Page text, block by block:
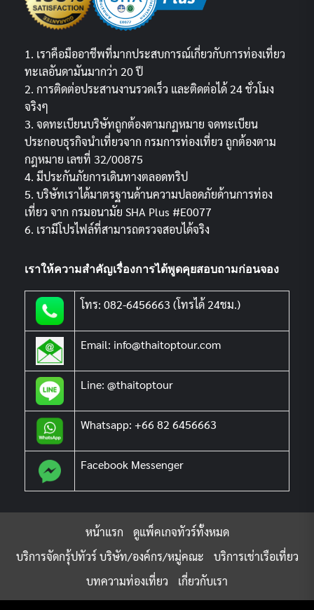
1. เราคือมืออาชีพที่มากประสบการณ์เกี่ยวกับการท่องเที่ยว
ทะเลอันดามันมากว่า 20 ปี
2. การติดต่อประสานงานรวดเร็ว และติดต่อได้ 24 ชั่วโมง
จริงๆ
3. จดทะเบียนบริษัทถูกต้องตามกฏหมาย จดทะเบียน
ประกอบธุรกิจนำเที่ยวจาก กรมการท่องเที่ยว ถูกต้องตาม
กฎหมาย เลขที่ 32/00875
4. มีประกันภัยการเดินทางตลอดทริป
5. บริษัทเราได้มาตรฐานด้านความปลอดภัยด้านการท่อง
เที่ยว จาก กรมอนามัย SHA Plus #E0077
6. เรามีโปรไฟล์ที่สามารถตรวจสอบได้จริง
เราให้ความสำคัญเรื่องการได้พูดคุยสอบถามก่อนจอง
โทร: 082-6456663 (โทรได้ 24ชม.)
Email: info@thaitoptour.com
Line: @thaitoptour
Whatsapp: +66 82 6456663
Facebook Messenger
หน้าแรก
ดูแพ็คเกจทัวร์ทั้งหมด
บริการจัดกรุ้ปทัวร์ บริษัท/องค์กร/หมู่คณะ
บริการเช่าเรือเที่ยว
บทความท่องเที่ยว
เกี่ยวกับเรา